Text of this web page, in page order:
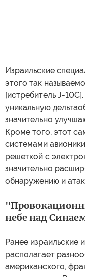
Израильские
этого так
[истребитель J-
уникальную
значительно
Кроме того, этот
системами
решеткой с
значительно
обнаружению и
небе над
Ранее израильские
располагает
американского,